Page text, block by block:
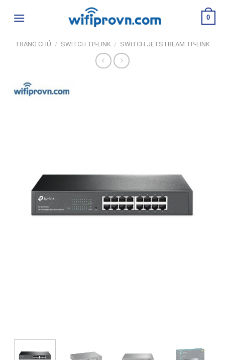
0
TRANG CHỦ / SWITCH TP-LINK / SWITCH JETSTREAM TP-LINK